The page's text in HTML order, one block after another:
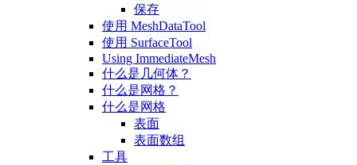
保存
使用 MeshDataTool
使用 SurfaceTool
Using ImmediateMesh
什么是几何体？
什么是网格？
什么是网格
表面
表面数组
工具